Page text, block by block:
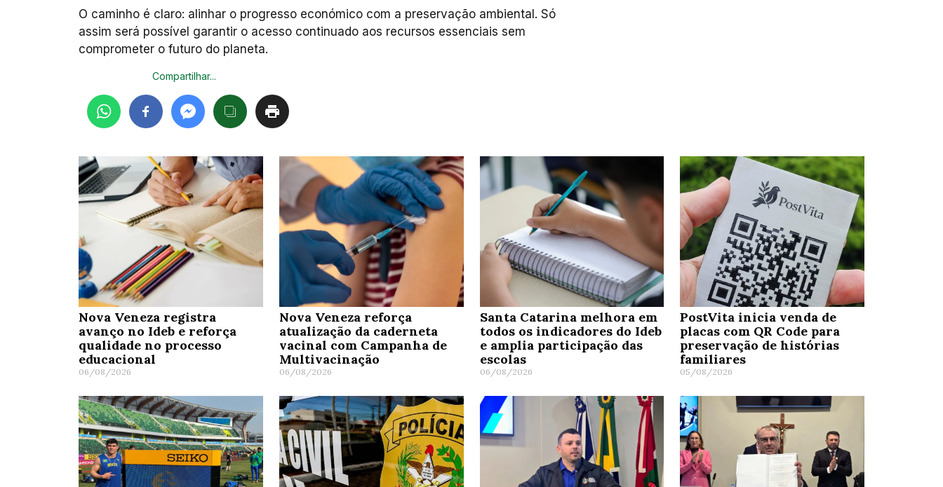
O caminho é claro: alinhar o progresso económico com a preservação ambiental. Só
assim será possível garantir o acesso continuado aos recursos essenciais sem
comprometer o futuro do planeta.
Compartilhar...
Nova Veneza registra
avanço no Ideb e reforça
qualidade no processo
educacional
06/08/2026
Nova Veneza reforça
atualização da caderneta
vacinal com Campanha de
Multivacinação
06/08/2026
Santa Catarina melhora em
todos os indicadores do Ideb
e amplia participação das
escolas
06/08/2026
PostVita inicia venda de
placas com QR Code para
preservação de histórias
familiares
05/08/2026